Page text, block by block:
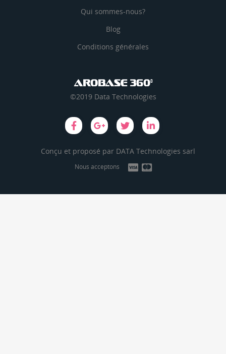
Qui sommes-nous?
Blog
Conditions générales
©2019 Data Technologies
Conçu et proposé par DATA Technologies sarl
Nous acceptons